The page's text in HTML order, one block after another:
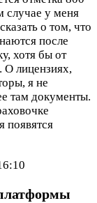
случае у меня
о том, что
после
хотя бы от
О лицензиях,
я не
там документы.
появятся